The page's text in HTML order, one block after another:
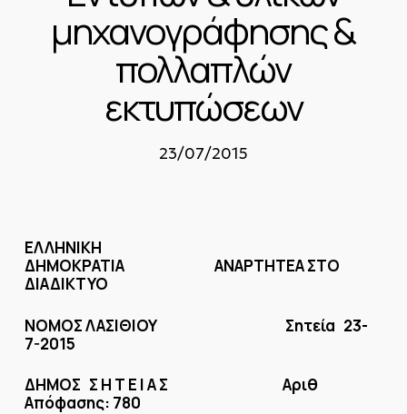
μηχανογράφησης &
πολλαπλών
εκτυπώσεων
23/07/2015
ΕΛΛΗΝΙΚΗ
ΔΗΜΟΚΡΑΤΙΑ ΑΝΑΡΤΗΤΕΑ ΣΤΟ
ΔΙΑΔΙΚΤΥΟ
ΝΟΜΟΣ ΛΑΣΙΘΙΟΥ Σητεία 23-
7-2015
ΔΗΜΟΣ Σ Η Τ Ε Ι Α Σ Αριθ
Απόφασης: 780